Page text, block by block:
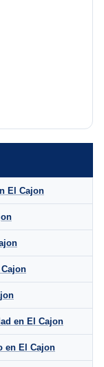
El Cajon
en El Cajon
en El Cajon